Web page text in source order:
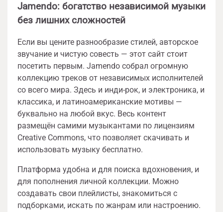
Jamendo: богатство независимой музыки
без лишних сложностей
Если вы цените разнообразие стилей, авторское
звучание и чистую совесть — этот сайт стоит
посетить первым. Jamendo собрал огромную
коллекцию треков от независимых исполнителей
со всего мира. Здесь и инди-рок, и электроника, и
классика, и латиноамериканские мотивы —
буквально на любой вкус. Весь контент
размещён самими музыкантами по лицензиям
Creative Commons, что позволяет скачивать и
использовать музыку бесплатно.
Платформа удобна и для поиска вдохновения, и
для пополнения личной коллекции. Можно
создавать свои плейлисты, знакомиться с
подборками, искать по жанрам или настроению.